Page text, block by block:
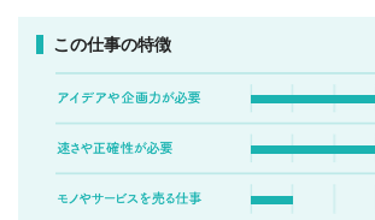
この仕事の特徴